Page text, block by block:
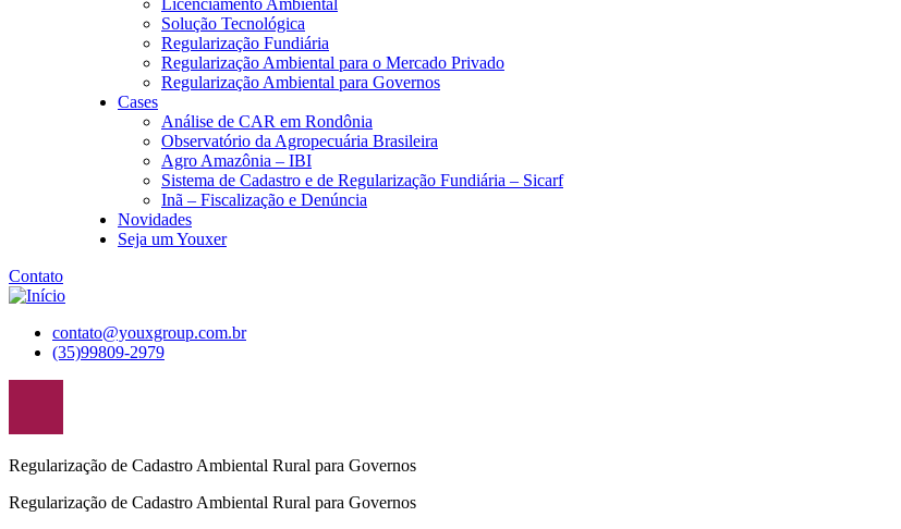
Licenciamento Ambiental
Solução Tecnológica
Regularização Fundiária
Regularização Ambiental para o Mercado Privado
Regularização Ambiental para Governos
Cases
Análise de CAR em Rondônia
Observatório da Agropecuária Brasileira
Agro Amazônia – IBI
Sistema de Cadastro e de Regularização Fundiária – Sicarf
Inã – Fiscalização e Denúncia
Novidades
Seja um Youxer
Contato
contato@youxgroup.com.br
(35)99809-2979
Regularização de Cadastro Ambiental Rural para Governos
Regularização de Cadastro Ambiental Rural para Governos